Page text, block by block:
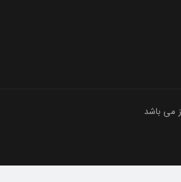
می باشد